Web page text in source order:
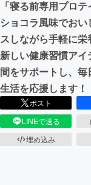
まちづ
CAMPFIRE
「寝る前専用プロ
ショコラ風味でおい
スしながら手軽に
新しい健康習慣ア
間をサポートし、
生活を応援します！
ポスト
LINEで送る
埋め込み